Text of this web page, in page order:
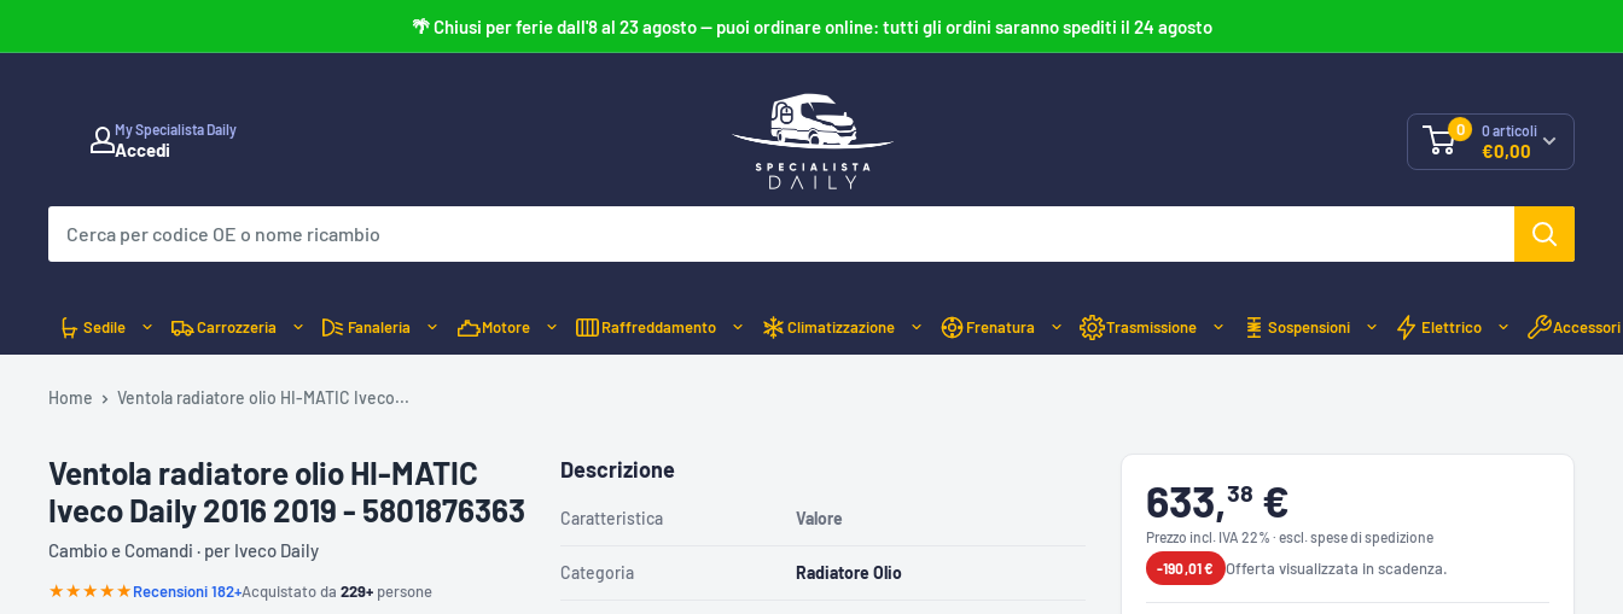
al
🌴 Chiusi per ferie dall'8 al 23 agosto — puoi ordinare online: tutti gli ordini saranno spediti il 24 agosto
My Specialista Daily
Accedi
Specialista
Daily
0 0articoli
€0,00
Sedile Carrozzeria Fanaleria Motore Raffreddamento Climatizzazione Frenatura Trasmissione Sospensioni Elettrico Accessori
Home Ventola radiatore olio HI-MATIC Iveco...
Ventola radiatore olio HI-MATIC
Iveco Daily 2016 2019 - 5801876363
Cambio e Comandi · per Iveco Daily
★★★★★Recensioni 182+Acquistato da 229+ persone
633,38 €
Prezzo incl. IVA 22% · escl. spese di spedizione
-190,01 €
Offerta visualizzata in scadenza.
Q
R
R
C
A
R
E
O
T
Descrizione
Caratteristica Valore
Categoria Radiatore Olio